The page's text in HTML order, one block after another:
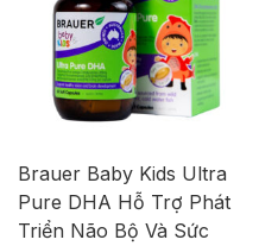
Brauer Baby Kids Ultra
Pure DHA Hỗ Trợ Phát
Triển Não Bộ Và Sức